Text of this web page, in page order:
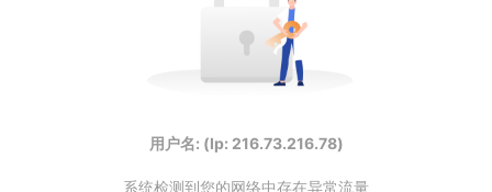
用户名: (Ip: 216.73.216.78)
系统检测到您的网络中存在异常流量